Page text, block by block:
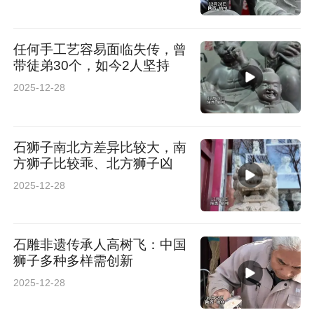
任何手工艺容易面临失传，曾
带徒弟30个，如今2人坚持
2025-12-28
石狮子南北方差异比较大，南
方狮子比较乖、北方狮子凶
2025-12-28
石雕非遗传承人高树飞：中国
狮子多种多样需创新
2025-12-28